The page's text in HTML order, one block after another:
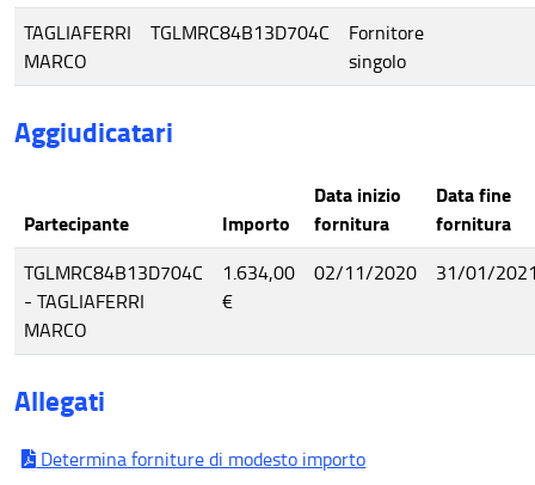
TAGLIAFERRI
MARCO
TGLMRC84B13D704C
Fornitore
singolo
Aggiudicatari
Partecipante Importo
Data inizio
fornitura
Data fine
fornitura
TGLMRC84B13D704C
- TAGLIAFERRI
MARCO
1.634,00
€
02/11/2020 31/01/
Allegati
Determina forniture di modesto importo